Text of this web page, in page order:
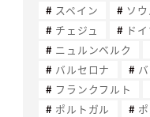
スペイン
ソ
チェジュ
ド
ニュルンベルク
バルセロナ
フランクフルト
ポルトガル